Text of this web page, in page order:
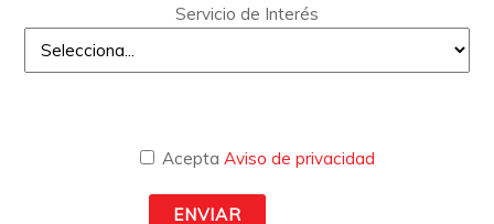
Servicio de Interés
AceptaAviso de privacidad